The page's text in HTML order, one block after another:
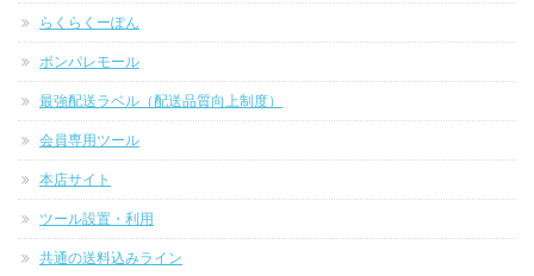
らくらくーぽん
ポンパレモール
最強配送ラベル（配送品質向上制度）
会員専用ツール
本店サイト
ツール設置・利用
共通の送料込みライン